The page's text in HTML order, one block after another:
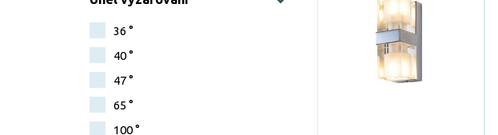
36 °
40 °
47 °
65 °
100 °